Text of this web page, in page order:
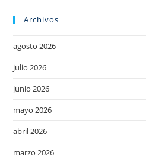
Archivos
agosto 2026
julio 2026
junio 2026
mayo 2026
abril 2026
marzo 2026